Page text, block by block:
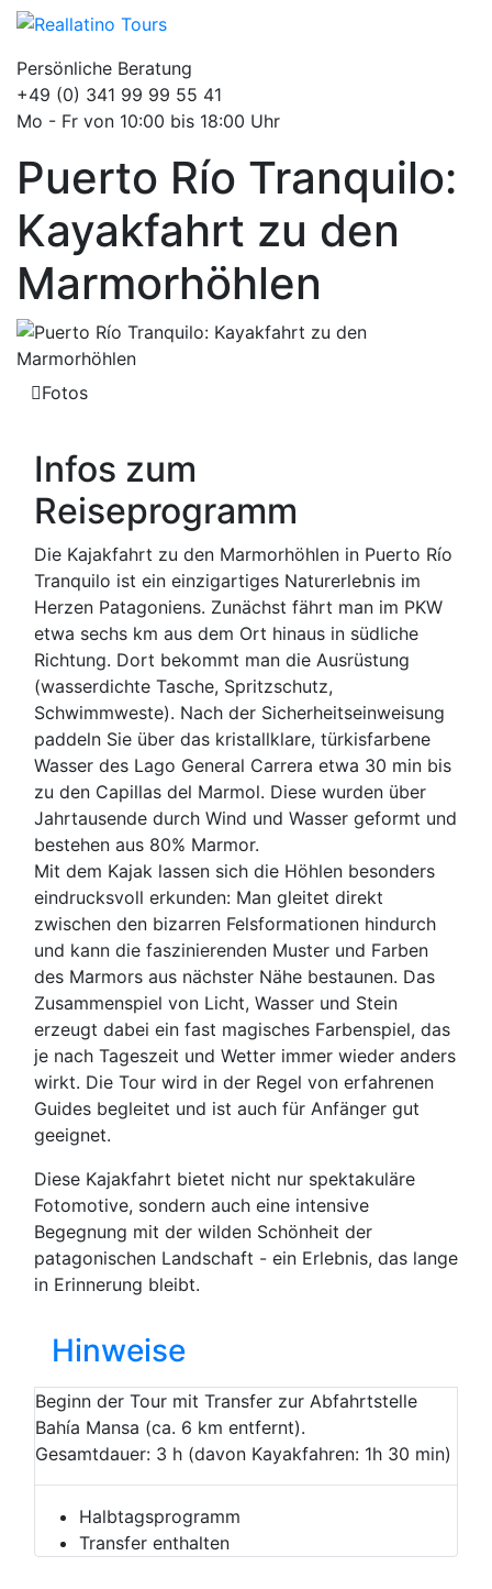
Persönliche Beratung
+49 (0) 341 99 99 55 41
Mo - Fr von 10:00 bis 18:00 Uhr
Puerto Río Tranquilo:
Kayakfahrt zu den
Marmorhöhlen
Fotos
Infos zum
Reiseprogramm
Die Kajakfahrt zu den Marmorhöhlen in Puerto Río
Tranquilo ist ein einzigartiges Naturerlebnis im
Herzen Patagoniens. Zunächst fährt man im PKW
etwa sechs km aus dem Ort hinaus in südliche
Richtung. Dort bekommt man die Ausrüstung
(wasserdichte Tasche, Spritzschutz,
Schwimmweste). Nach der Sicherheitseinweisung
paddeln Sie über das kristallklare, türkisfarbene
Wasser des Lago General Carrera etwa 30 min bis
zu den Capillas del Marmol. Diese wurden über
Jahrtausende durch Wind und Wasser geformt und
bestehen aus 80% Marmor.
Mit dem Kajak lassen sich die Höhlen besonders
eindrucksvoll erkunden: Man gleitet direkt
zwischen den bizarren Felsformationen hindurch
und kann die faszinierenden Muster und Farben
des Marmors aus nächster Nähe bestaunen. Das
Zusammenspiel von Licht, Wasser und Stein
erzeugt dabei ein fast magisches Farbenspiel, das
je nach Tageszeit und Wetter immer wieder anders
wirkt. Die Tour wird in der Regel von erfahrenen
Guides begleitet und ist auch für Anfänger gut
geeignet.
Diese Kajakfahrt bietet nicht nur spektakuläre
Fotomotive, sondern auch eine intensive
Begegnung mit der wilden Schönheit der
patagonischen Landschaft - ein Erlebnis, das lange
in Erinnerung bleibt.
Hinweise
Beginn der Tour mit Transfer zur Abfahrtstelle
Bahía Mansa (ca. 6 km entfernt).
Gesamtdauer: 3 h (davon Kayakfahren: 1h 30 min)
Halbtagsprogramm
Transfer enthalten